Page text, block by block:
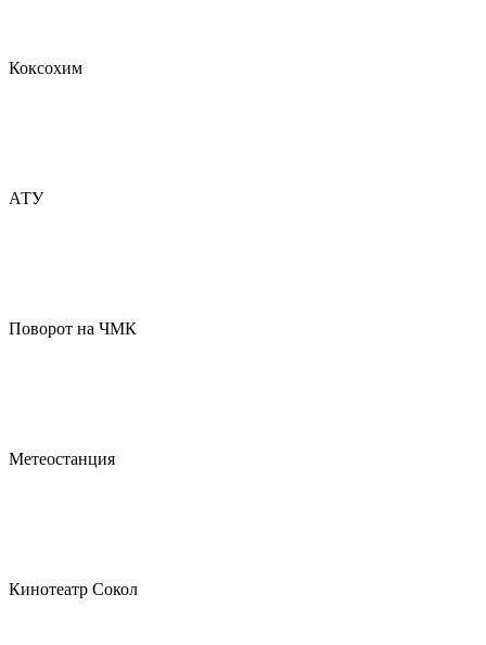
Коксохим
АТУ
Поворот на ЧМК
Метеостанция
Кинотеатр Сокол